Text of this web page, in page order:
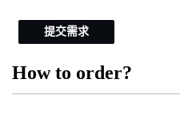
提交需求
How to order?